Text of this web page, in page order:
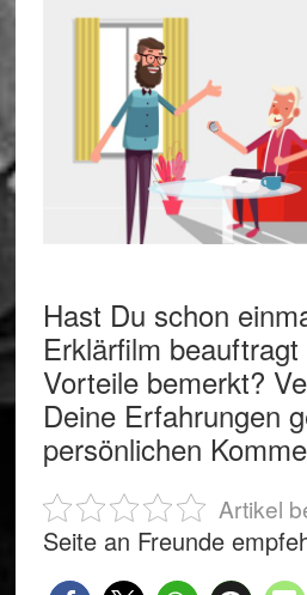
Hast Du schon
Erklärfilm
Vorteile bemerkt?
Deine Erfahrungen
persönlichen
Artikel
Seite an Freunde